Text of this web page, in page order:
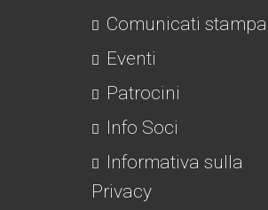
Comunicati stampa
Eventi
Patrocini
Info Soci
Informativa sulla
Privacy